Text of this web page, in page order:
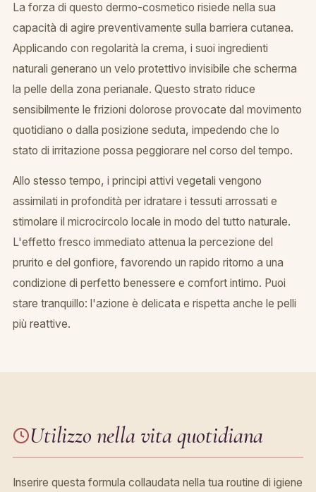
La forza di questo dermo-cosmetico risiede nella sua
capacità di agire preventivamente sulla barriera cutanea.
Applicando con regolarità la crema, i suoi ingredienti
naturali generano un velo protettivo invisibile che scherma
la pelle della zona perianale. Questo strato riduce
sensibilmente le frizioni dolorose provocate dal movimento
quotidiano o dalla posizione seduta, impedendo che lo
stato di irritazione possa peggiorare nel corso del tempo.
Allo stesso tempo, i principi attivi vegetali vengono
assimilati in profondità per idratare i tessuti arrossati e
stimolare il microcircolo locale in modo del tutto naturale.
L'effetto fresco immediato attenua la percezione del
prurito e del gonfiore, favorendo un rapido ritorno a una
condizione di perfetto benessere e comfort intimo. Puoi
stare tranquillo: l'azione è delicata e rispetta anche le pelli
più reattive.
Utilizzo nella vita quotidiana
Inserire questa formula collaudata nella tua routine di igiene